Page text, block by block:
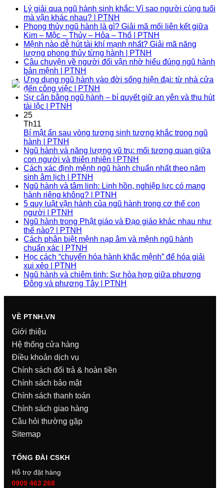
Lý giải qua ngũ hành sinh khắc: Vì sao người cùng tuổi
mà vận khác nhau? | PTNH
Phong thủy ngũ hành là gì? Giải mã mối liên kết giữa
Kim – Mộc – Thủy – Hỏa – Thổ | PTNH
Mệnh nào dễ hút tài khí mạnh nhất? Giải mã năng
lượng phong thủy từng hành | PTNH
Câu chuyện về người đổi vận nhờ hiểu đúng ngũ hành
bản mệnh | PTNH
Ứng dụng ngũ hành vào đời sống hiện đại: từ nhà cửa
đến công việc | PTNH
Sự cân bằng ngũ hành – bí quyết giữ an yên và thu hút
tài lộc | PTNH
25
Th11
Bí mật ẩn sau vòng tương sinh tương khắc trong ngũ
hành | PTNH
Ngũ hành và năng lượng vũ trụ: mối tương quan giữa
con người và thiên nhiên | PTNH
Cách xác định mệnh ngũ hành chuẩn nhất theo năm
sinh âm lịch | PTNH
Ngũ hành và tâm linh: Linh hồn, nghiệp lực có mang
hành riêng không? | PTNH
5 quy luật vận hành của ngũ hành trong cơ thể con
người | PTNH
Ngũ hành trong Phật giáo và Đạo giáo khác nhau như
thế nào? | PTNH
Cách phân biệt mệnh nạp âm và mệnh ngũ hành
chuẩn xác | PTNH
Học cách “chuyển hóa hành khắc mệnh” để hóa giải
xui xẻo | PTNH
Ngũ hành và chiêm tinh: Sự hòa hợp giữa phương
Đông và phương Tây | PTNH
VỀ PTNH.VN
Giới thiệu
Hệ thống cửa hàng
Điều khoản dịch vụ
Chính sách đổi trả & hoàn tiền
Chính sách bảo mật
Chính sách thanh toán
Chính sách giao hàng
Câu hỏi thường gặp
Sitemap
TỔNG ĐÀI CSKH
Hỗ trợ đặt hàng
0909 463 268